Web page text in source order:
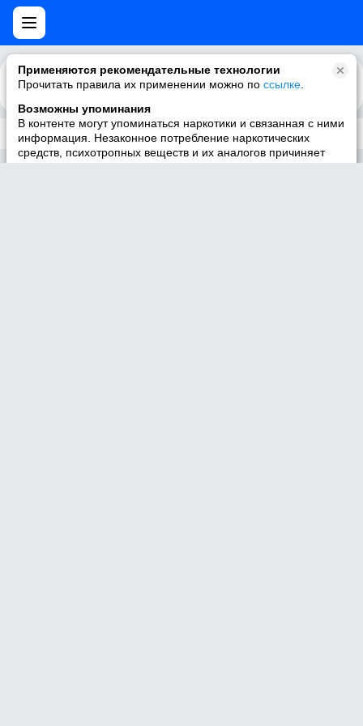
Применяются рекомендательные технологии
Прочитать правила их применении можно по ссылке
Возможны упоминания
В контенте могут упоминаться наркотики и связанная с ними
информация. Незаконное потребление наркотических
средств, психотропных веществ и их аналогов причиняет
Каталог Рекомендации
Трек не существует